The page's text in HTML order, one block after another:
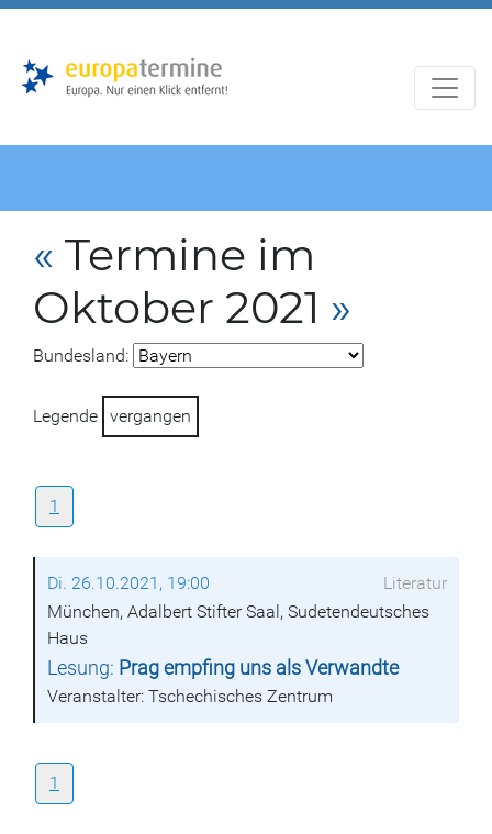
« Termine im
Oktober 2021 »
Bundesland:
Legende vergangen
1
Di. 26.10.2021, 19:00
Literatur
München, Adalbert Stifter Saal, Sudetendeutsches
Haus
Lesung: Prag empfing uns als Verwandte
Veranstalter: Tschechisches Zentrum
1